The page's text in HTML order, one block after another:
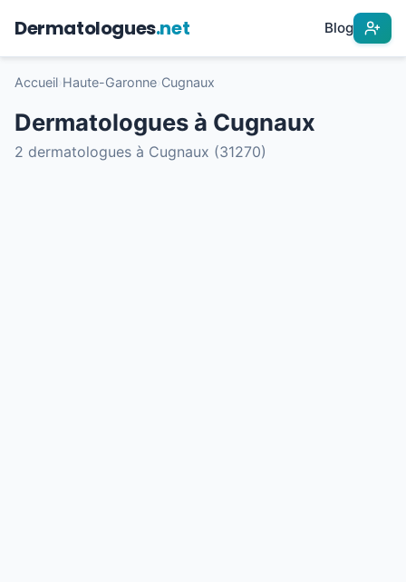
Dermatologues.net Blog
Accueil Haute-Garonne Cugnaux
Dermatologues à Cugnaux
2 dermatologues à Cugnaux (31270)